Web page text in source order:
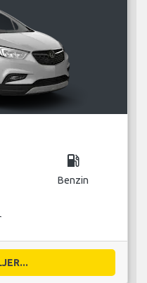
local_gas_station
Benzin